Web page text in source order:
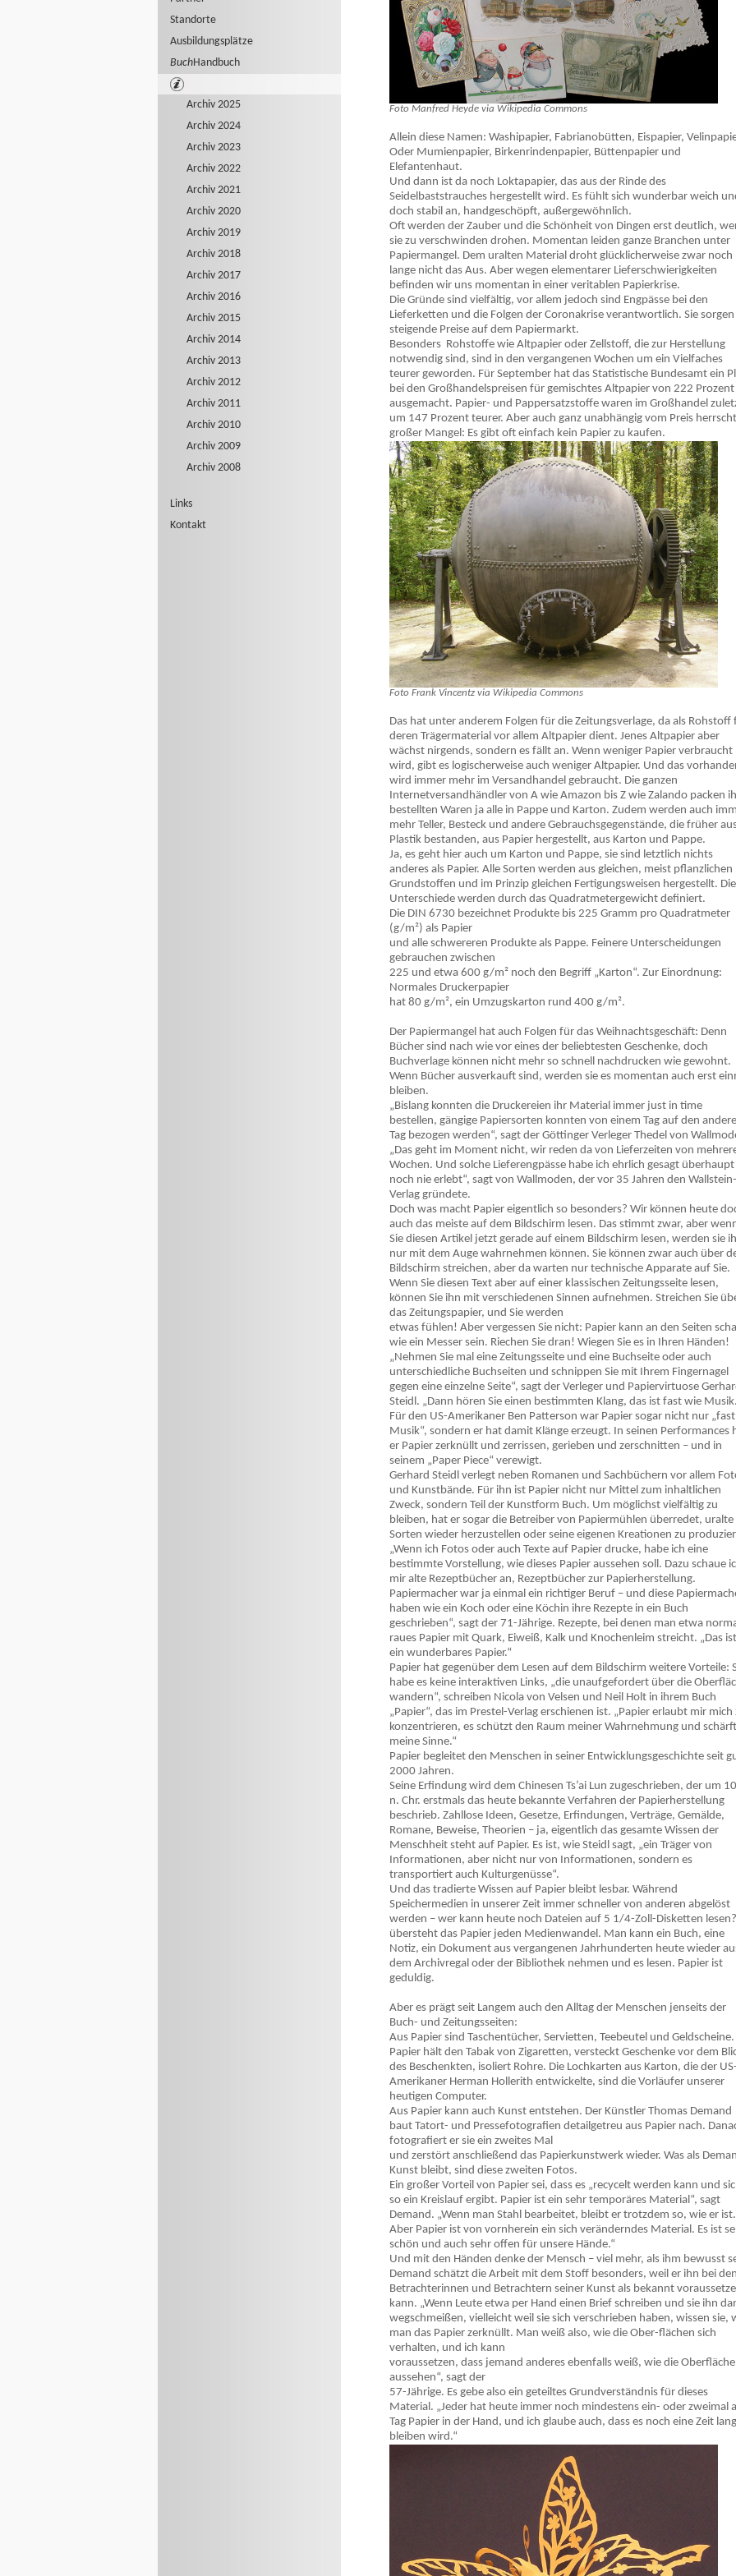
Standorte
Ausbildungsplätze
BuchHandbuch
Archiv 2025
Archiv 2024
Archiv 2023
Archiv 2022
Archiv 2021
Archiv 2020
Archiv 2019
Archiv 2018
Archiv 2017
Archiv 2016
Archiv 2015
Archiv 2014
Archiv 2013
Archiv 2012
Archiv 2011
Archiv 2010
Archiv 2009
Archiv 2008
Links
Kontakt
Foto Manfred Heyde via Wikipedia Commons
Allein diese Namen: Washipapier, Fabrianobütten, Eispapier,
Oder Mumienpapier, Birkenrindenpapier, Büttenpapier und
Elefantenhaut.
Und dann ist da noch Loktapapier, das aus der Rinde des
Seidelbaststrauches hergestellt wird. Es fühlt sich wunderbar weich
doch stabil an, handgeschöpft, außergewöhnlich.
Oft werden der Zauber und die Schönheit von Dingen erst deutlich,
sie zu verschwinden drohen. Momentan leiden ganze Branchen unter
Papiermangel. Dem uralten Material droht glücklicherweise zwar noch
lange nicht das Aus. Aber wegen elementarer Lieferschwierigkeiten
befinden wir uns momentan in einer veritablen Papierkrise.
Die Gründe sind vielfältig, vor allem jedoch sind Engpässe bei den
Lieferketten und die Folgen der Coronakrise verantwortlich. Sie
steigende Preise auf dem Papiermarkt.
Besonders Rohstoffe wie Altpapier oder Zellstoff, die zur Herstellung
notwendig sind, sind in den vergangenen Wochen um ein Vielfaches
teurer geworden. Für September hat das Statistische Bundesamt ein
bei den Großhandelspreisen für gemischtes Altpapier von 222 Prozent
ausgemacht. Papier- und Pappersatzstoffe waren im Großhandel
um 147 Prozent teurer. Aber auch ganz unabhängig vom Preis herrscht
großer Mangel: Es gibt oft einfach kein Papier zu kaufen.
Foto Frank Vincentz via Wikipedia Commons
Das hat unter anderem Folgen für die Zeitungsverlage, da als Rohstoff
deren Trägermaterial vor allem Altpapier dient. Jenes Altpapier aber
wächst nirgends, sondern es fällt an. Wenn weniger Papier verbraucht
wird, gibt es logischerweise auch weniger Altpapier. Und das
wird immer mehr im Versandhandel gebraucht. Die ganzen
Internetversandhändler von A wie Amazon bis Z wie Zalando packen
bestellten Waren ja alle in Pappe und Karton. Zudem werden auch
mehr Teller, Besteck und andere Gebrauchsgegenstände, die früher
Plastik bestanden, aus Papier hergestellt, aus Karton und Pappe.
Ja, es geht hier auch um Karton und Pappe, sie sind letztlich nichts
anderes als Papier. Alle Sorten werden aus gleichen, meist pflanzlichen
Grundstoffen und im Prinzip gleichen Fertigungsweisen hergestellt. Die
Unterschiede werden durch das Quadratmetergewicht definiert.
Die DIN 6730 bezeichnet Produkte bis 225 Gramm pro Quadratmeter
(g/m²) als Papier
und alle schwereren Produkte als Pappe. Feinere Unterscheidungen
gebrauchen zwischen
225 und etwa 600 g/m² noch den Begriff „Karton“. Zur Einordnung:
Normales Druckerpapier
hat 80 g/m², ein Umzugskarton rund 400 g/m².
Der Papiermangel hat auch Folgen für das Weihnachtsgeschäft: Denn
Bücher sind nach wie vor eines der beliebtesten Geschenke, doch
Buchverlage können nicht mehr so schnell nachdrucken wie gewohnt.
Wenn Bücher ausverkauft sind, werden sie es momentan auch erst
bleiben.
„Bislang konnten die Druckereien ihr Material immer just in time
bestellen, gängige Papiersorten konnten von einem Tag auf den
Tag bezogen werden“, sagt der Göttinger Verleger Thedel von
„Das geht im Moment nicht, wir reden da von Lieferzeiten von
Wochen. Und solche Lieferengpässe habe ich ehrlich gesagt überhaupt
noch nie erlebt“, sagt von Wallmoden, der vor 35 Jahren den Wallstein-
Verlag gründete.
Doch was macht Papier eigentlich so besonders? Wir können heute
auch das meiste auf dem Bildschirm lesen. Das stimmt zwar, aber
Sie diesen Artikel jetzt gerade auf einem Bildschirm lesen, werden sie
nur mit dem Auge wahrnehmen können. Sie können zwar auch über
Bildschirm streichen, aber da warten nur technische Apparate auf Sie.
Wenn Sie diesen Text aber auf einer klassischen Zeitungsseite lesen,
können Sie ihn mit verschiedenen Sinnen aufnehmen. Streichen Sie
das Zeitungspapier, und Sie werden
etwas fühlen! Aber vergessen Sie nicht: Papier kann an den Seiten
wie ein Messer sein. Riechen Sie dran! Wiegen Sie es in Ihren Händen!
„Nehmen Sie mal eine Zeitungsseite und eine Buchseite oder auch
unterschiedliche Buchseiten und schnippen Sie mit Ihrem Fingernagel
gegen eine einzelne Seite“, sagt der Verleger und Papiervirtuose
Steidl. „Dann hören Sie einen bestimmten Klang, das ist fast wie
Für den US-Amerikaner Ben Patterson war Papier sogar nicht nur „fast
Musik“, sondern er hat damit Klänge erzeugt. In seinen Performances
er Papier zerknüllt und zerrissen, gerieben und zerschnitten – und in
seinem „Paper Piece“ verewigt.
Gerhard Steidl verlegt neben Romanen und Sachbüchern vor allem
und Kunstbände. Für ihn ist Papier nicht nur Mittel zum inhaltlichen
Zweck, sondern Teil der Kunstform Buch. Um möglichst vielfältig zu
bleiben, hat er sogar die Betreiber von Papiermühlen überredet, uralte
Sorten wieder herzustellen oder seine eigenen Kreationen zu
„Wenn ich Fotos oder auch Texte auf Papier drucke, habe ich eine
bestimmte Vorstellung, wie dieses Papier aussehen soll. Dazu schaue
mir alte Rezeptbücher an, Rezeptbücher zur Papierherstellung.
Papiermacher war ja einmal ein richtiger Beruf – und diese
haben wie ein Koch oder eine Köchin ihre Rezepte in ein Buch
geschrieben“, sagt der 71-Jährige. Rezepte, bei denen man etwa
raues Papier mit Quark, Eiweiß, Kalk und Knochenleim streicht. „Das ist
ein wunderbares Papier.“
Papier hat gegenüber dem Lesen auf dem Bildschirm weitere Vorteile:
habe es keine interaktiven Links, „die unaufgefordert über die
wandern“, schreiben Nicola von Velsen und Neil Holt in ihrem Buch
„Papier“, das im Prestel-Verlag erschienen ist. „Papier erlaubt mir mich
konzentrieren, es schützt den Raum meiner Wahrnehmung und schärft
meine Sinne.“
Papier begleitet den Menschen in seiner Entwicklungsgeschichte seit
2000 Jahren.
Seine Erfindung wird dem Chinesen Ts’ai Lun zugeschrieben, der um
n. Chr. erstmals das heute bekannte Verfahren der Papierherstellung
beschrieb. Zahllose Ideen, Gesetze, Erfindungen, Verträge, Gemälde,
Romane, Beweise, Theorien – ja, eigentlich das gesamte Wissen der
Menschheit steht auf Papier. Es ist, wie Steidl sagt, „ein Träger von
Informationen, aber nicht nur von Informationen, sondern es
transportiert auch Kulturgenüsse“.
Und das tradierte Wissen auf Papier bleibt lesbar. Während
Speichermedien in unserer Zeit immer schneller von anderen abgelöst
werden – wer kann heute noch Dateien auf 5 1/4-Zoll-Disketten
übersteht das Papier jeden Medienwandel. Man kann ein Buch, eine
Notiz, ein Dokument aus vergangenen Jahrhunderten heute wieder
dem Archivregal oder der Bibliothek nehmen und es lesen. Papier ist
geduldig.
Aber es prägt seit Langem auch den Alltag der Menschen jenseits der
Buch- und Zeitungsseiten:
Aus Papier sind Taschentücher, Servietten, Teebeutel und Geldscheine.
Papier hält den Tabak von Zigaretten, versteckt Geschenke vor dem
des Beschenkten, isoliert Rohre. Die Lochkarten aus Karton, die der US-
Amerikaner Herman Hollerith entwickelte, sind die Vorläufer unserer
heutigen Computer.
Aus Papier kann auch Kunst entstehen. Der Künstler Thomas Demand
baut Tatort- und Pressefotografien detailgetreu aus Papier nach.
fotografiert er sie ein zweites Mal
und zerstört anschließend das Papierkunstwerk wieder. Was als
Kunst bleibt, sind diese zweiten Fotos.
Ein großer Vorteil von Papier sei, dass es „recycelt werden kann und
so ein Kreislauf ergibt. Papier ist ein sehr temporäres Material“, sagt
Demand. „Wenn man Stahl bearbeitet, bleibt er trotzdem so, wie er ist.
Aber Papier ist von vornherein ein sich veränderndes Material. Es ist
schön und auch sehr offen für unsere Hände.“
Und mit den Händen denke der Mensch – viel mehr, als ihm bewusst
Demand schätzt die Arbeit mit dem Stoff besonders, weil er ihn bei den
Betrachterinnen und Betrachtern seiner Kunst als bekannt
kann. „Wenn Leute etwa per Hand einen Brief schreiben und sie ihn
wegschmeißen, vielleicht weil sie sich verschrieben haben, wissen sie,
man das Papier zerknüllt. Man weiß also, wie die Ober-flächen sich
verhalten, und ich kann
voraussetzen, dass jemand anderes ebenfalls weiß, wie die
aussehen“, sagt der
57-Jährige. Es gebe also ein geteiltes Grundverständnis für dieses
Material. „Jeder hat heute immer noch mindestens ein- oder zweimal
Tag Papier in der Hand, und ich glaube auch, dass es noch eine Zeit
bleiben wird.“